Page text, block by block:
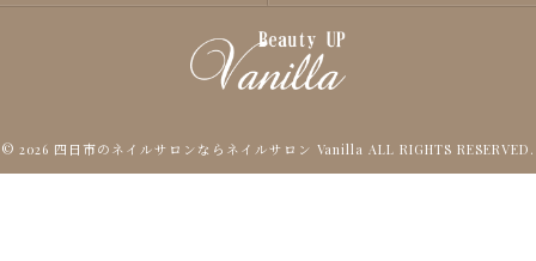
© 2026 四日市のネイルサロンならネイルサロン Vanilla ALL RIGHTS RESERVED.